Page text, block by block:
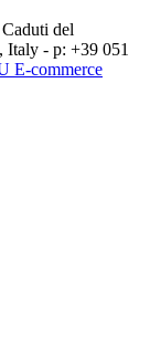
del
Italy - p: +39 051
E-commerce